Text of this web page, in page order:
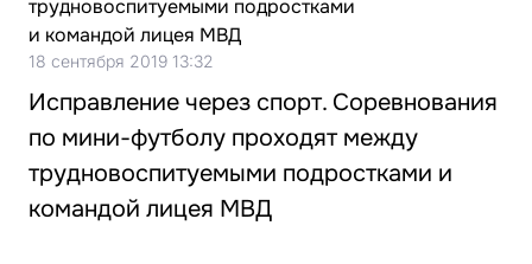
18 сентября 2019 13:32
Исправление через спорт. Соревнования
по мини-футболу проходят между
трудновоспитуемыми подростками и
командой лицея МВД